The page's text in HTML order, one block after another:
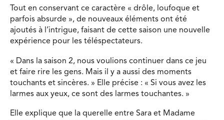
Tout en conservant ce caractère « drôle, loufoque et
parfois absurde », de nouveaux éléments ont été
ajoutés à l’intrigue, faisant de cette saison une nouvelle
expérience pour les téléspectateurs.
« Dans la saison 2, nous voulions continuer dans ce jeu
et faire rire les gens. Mais il y a aussi des moments
touchants et sincères. » Elle précise : « Si vous avez les
larmes aux yeux, ce sont des larmes touchantes. »
Elle explique que la querelle entre Sara et Madame